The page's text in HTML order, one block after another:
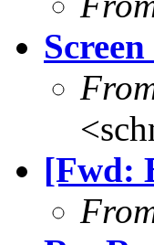
[Fwd: